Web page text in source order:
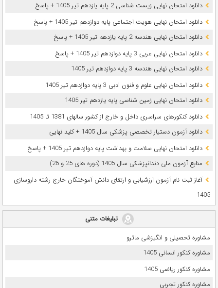
دانلود امتحان نهایی زیست شناسی 2 پایه یازدهم تیر 1405 + پاسخ
دانلود امتحان نهایی هویت اجتماعی پایه دوازدهم تیر 1405 + پاسخ
دانلود امتحان نهایی هندسه 2 پایه یازدهم تیر 1405 + پاسخ
دانلود امتحان نهایی عربی 3 پایه دوازدهم تیر 1405 + پاسخ
دانلود امتحان نهایی هندسه 3 پایه دوازدهم تیر 1405
دانلود امتحان نهایی علوم و فنون ادبی 3 پایه دوازدهم تیر 1405
دانلود امتحان نهایی زمین شناسی پایه یازدهم تیر 1405
دانلود کنکورهای سراسری داخل و خارج از کشور سالهای 1381 تا 1405
دانلود آزمون دستیار تخصصی پزشکی سال 1405 + کلید نهایی
دانلود امتحان نهایی سلامت و بهداشت پایه دوازدهم تیر 1405 + پاسخ
ﻣﻨﺎﺑﻊ آزﻣﻮن ﻣﻠﯽ دندانپزشکی سال 1405 (دوره های 25 و 26)
آغاز ثبت نام آزمون‌ ارزشیابی و ارتقای دانش آموختگان خارج رشته داروسازی
1405
تبلیغات متنی
مشاوره تحصیلی و انگیزشی ماترو
مشاوره کنکور انسانی 1405
مشاوره کنکور ریاضی 1405
مشاوره کنکور تجربی